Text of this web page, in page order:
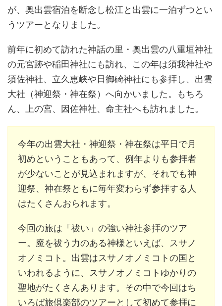
が、奥出雲宿泊を断念し松江と出雲に一泊ずつとい
うツアーとなりました。
前年に初めて訪れた神話の里・奥出雲の八重垣神社
の元宮跡や稲田神社にも訪れ、この年は須我神社や
須佐神社、立久恵峡や日御碕神社にも参拝し、出雲
大社（神迎祭・神在祭）へ向かいました。もちろ
ん、上の宮、因佐神社、命主社へも訪れました。
今年の出雲大社・神迎祭・神在祭は平日で月
初めということもあって、例年よりも参拝者
が少ないことが見込まれますが、それでも神
迎祭、神在祭ともに毎年変わらず参拝する人
はたくさんおられます。
今回の旅は「祓い」の強い神社参拝のツア
ー。魔を祓う力のある神様といえば、スサノ
オノミコト。出雲はスサノオノミコトの国と
いわれるように、スサノオノミコトゆかりの
聖地がたくさんあります。その中で今回はち
いろば旅倶楽部のツアーとして初めて参拝に